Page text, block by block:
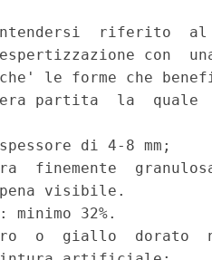
riferito
con
le forme che
partita  la
di 4-8 mm;
finemente
visibile.
minimo 32%.
o  giallo  dorato